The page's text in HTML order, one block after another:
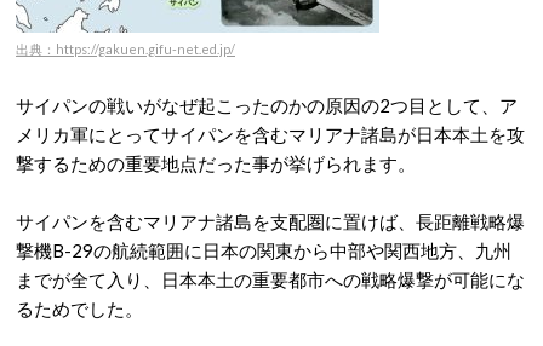
出典：https://gakuen.gifu-net.ed.jp/
サイパンの戦いがなぜ起こったのかの原因の2つ目として、ア
メリカ軍にとってサイパンを含むマリアナ諸島が日本本土を攻
撃するための重要地点だった事が挙げられます。
サイパンを含むマリアナ諸島を支配圏に置けば、長距離戦略爆
撃機B-29の航続範囲に日本の関東から中部や関西地方、九州
までが全て入り、日本本土の重要都市への戦略爆撃が可能にな
るためでした。